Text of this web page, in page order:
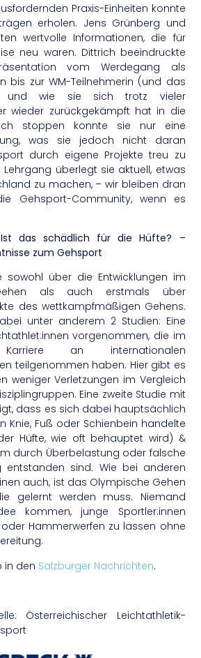
Praxis-Einheiten konnte
erholen. Jens Grünberg und
wertvolle Informationen, die für
neu waren. Dittrich beeindruckte
vom Werdegang als
bis zur WM-Teilnehmerin (und das
und wie sie sich trotz vieler
wieder zurückgekämpft hat in die
stoppen konnte sie nur eine
was sie jedoch nicht daran
durch eigene Projekte treu zu
überlegt sie aktuell, etwas
zu machen, – wir bleiben dran
Gehsport-Community, wenn es
das schädlich für die Hüfte? –
zum Gehsport
sowohl über die Entwicklungen im
als auch erstmals über
des wettkampfmäßigen Gehens.
unter anderem 2 Studien: Eine
vorgenommen, die im
an internationalen
teilgenommen haben. Hier gibt es
weniger Verletzungen im Vergleich
Eine zweite Studie mit
dass es sich dabei hauptsächlich
Knie, Fuß oder Schienbein handelte
Hüfte, wie oft behauptet wird) &
durch Überbelastung oder falsche
entstanden sind. Wie bei anderen
auch, ist das Olympische Gehen
gelernt werden muss. Niemand
kommen, junge Sportler:innen
Hammerwerfen zu lassen ohne
in den Salzburger Nachrichten.
Österreichischer Leichtathletik-